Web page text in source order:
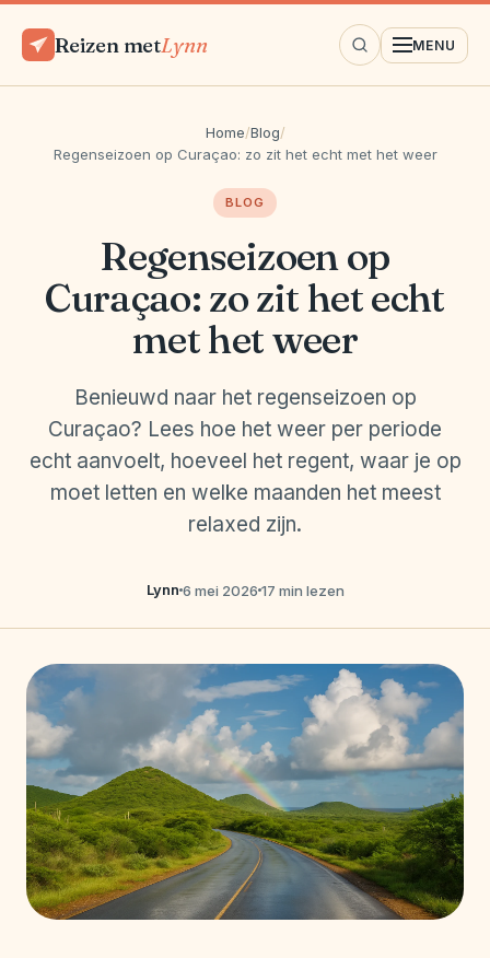
Reizen metLynn MENU
Home/Blog/
Regenseizoen op Curaçao: zo zit het echt met het weer
BLOG
Regenseizoen op
Curaçao: zo zit het echt
met het weer
Benieuwd naar het regenseizoen op
Curaçao? Lees hoe het weer per periode
echt aanvoelt, hoeveel het regent, waar je op
moet letten en welke maanden het meest
relaxed zijn.
Lynn 6 mei 2026 17 min lezen